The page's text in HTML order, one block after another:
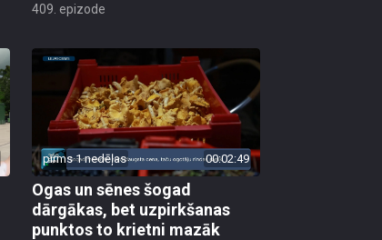
409. epizode
pirms 1 nedēļas 00:02:49
Ogas un sēnes šogad
dārgākas, bet uzpirkšanas
punktos to krietni mazāk